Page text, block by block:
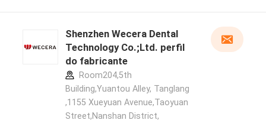
Shenzhen Wecera Dental
Technology Co.;Ltd. perfil
do fabricante
Room204,5th
Building,Yuantou Alley, Tanglang
,1155 Xueyuan Avenue,Taoyuan
Street,Nanshan District,